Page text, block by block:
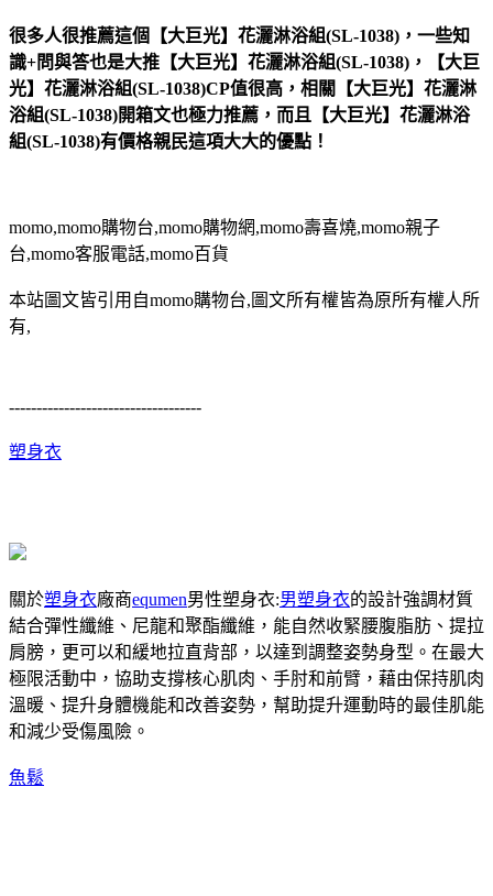
很多人很推薦這個【大巨光】花灑淋浴組(SL-1038)，一些知
識+問與答也是大推【大巨光】花灑淋浴組(SL-1038)，【大巨
光】花灑淋浴組(SL-1038)CP值很高，相關【大巨光】花灑淋
浴組(SL-1038)開箱文也極力推薦，而且【大巨光】花灑淋浴
組(SL-1038)有價格親民這項大大的優點！
momo,momo購物台,momo購物網,momo壽喜燒,momo親子
台,momo客服電話,momo百貨
本站圖文皆引用自momo購物台,圖文所有權皆為原所有權人所
有,
-----------------------------------
塑身衣
關於塑身衣廠商equmen男性塑身衣:男塑身衣的設計強調材質
結合彈性纖維、尼龍和聚酯纖維，能自然收緊腰腹脂肪、提拉
肩膀，更可以和緩地拉直背部，以達到調整姿勢身型。在最大
極限活動中，協助支撐核心肌肉、手肘和前臂，藉由保持肌肉
溫暖、提升身體機能和改善姿勢，幫助提升運動時的最佳肌能
和減少受傷風險。
魚鬆